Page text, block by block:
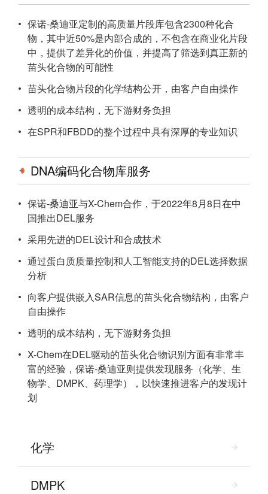
保诺-桑迪亚定制的高质量片段库包含2300种化合
物，其中近50%是内部合成的，不包含在商业化片段
中，提供了差异化的价值，并提高了筛选到真正新的
苗头化合物的可能性
苗头化合物片段的化学结构公开，由客户自由操作
透明的成本结构，无下游财务负担
在SPR和FBDD的整个过程中具有深厚的专业知识
DNA编码化合物库服务
保诺-桑迪亚与X-Chem合作，于2022年8月8日在中
国推出DEL服务
采用先进的DEL设计和合成技术
通过蛋白质质量控制和人工智能支持的DEL选择数据
分析
向客户提供嵌入SAR信息的苗头化合物结构，由客户
自由操作
透明的成本结构，无下游财务负担
X-Chem在DEL驱动的苗头化合物识别方面有非常丰
富的经验，保诺-桑迪亚则提供发现服务（化学、生
物学、DMPK、药理学），以快速推进客户的发现计
划
化学
DMPK